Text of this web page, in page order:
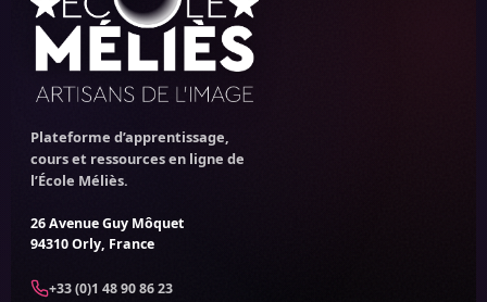
Plateforme d’apprentissage,
cours et ressources en ligne de
l’École Méliès.
26 Avenue Guy Môquet
94310 Orly, France
+33 (0)1 48 90 86 23